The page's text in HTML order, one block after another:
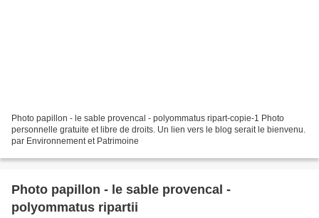
Photo papillon - le sable provencal - polyommatus ripart-copie-1 Photo
personnelle gratuite et libre de droits. Un lien vers le blog serait le bienvenu.
par Environnement et Patrimoine
Photo papillon - le sable provencal -
polyommatus ripartii